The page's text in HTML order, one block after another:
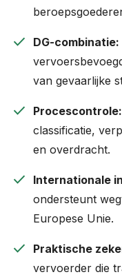
check DG-combinatie:
van gevaarlijke
check Procescontrole:
classificatie,
en overdracht.
check Internationale
ondersteunt
Europese Unie.
check Praktische
vervoerder die